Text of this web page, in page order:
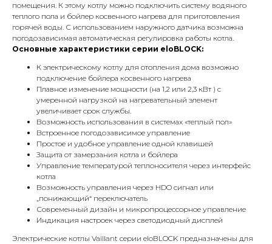
помещения. К этому котлу можно подключить систему водяного
теплого пола и бойлер косвенного нагрева для приготовления
горячей воды. С использованием наружного датчика возможна
погодозависимая автоматическая регулировка работы котла.
Основные характеристики серии eloBLOCK:
К электрическому котлу для отопления дома возможно
подключение бойлера косвенного нагрева
Плавное изменение мощности (на 1,2 или 2,3 кВт ) с
умеренной нагрузкой на нагревательный элемент
увеличивает срок службы.
Возможность использования в системах «теплый пол»
Встроенное погодозависимое управление
Простое и удобное управление одной клавишей
Защита от замерзания котла и бойлера
Управление температурой теплоносителя через интерфейс
котла
Возможность управления через HDO сигнал или
„понижающий“ переключатель
Современный дизайн и микропроцессорное управление
Индикация настроек через светодиодный дисплей
Электрические котлы Vaillant серии eloBLOCK предназначены для